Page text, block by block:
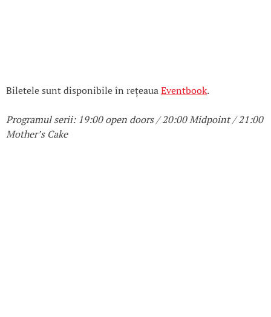
Biletele sunt disponibile în rețeauaEventbook.
Programul serii: 19:00 open doors / 20:00 Midpoint / 21:00
Mother’s Cake